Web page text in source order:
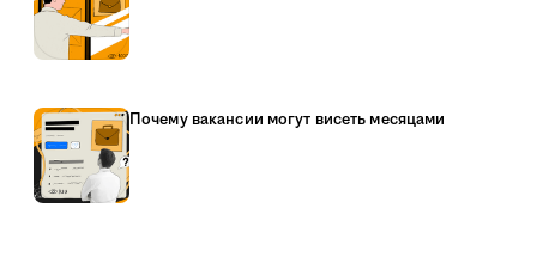
Почему вакансии могут висеть месяцами